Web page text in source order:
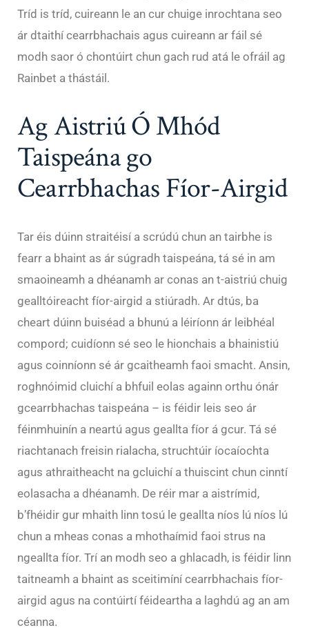
Tríd is tríd, cuireann le an cur chuige inrochtana seo
ár dtaithí cearrbhachais agus cuireann ar fáil sé
modh saor ó chontúirt chun gach rud atá le ofráil ag
Rainbet a thástáil.
Ag Aistriú Ó Mhód
Taispeána go
Cearrbhachas Fíor-Airgid
Tar éis dúinn straitéisí a scrúdú chun an tairbhe is
fearr a bhaint as ár súgradh taispeána, tá sé in am
smaoineamh a dhéanamh ar conas an t-aistriú chuig
gealltóireacht fíor-airgid a stiúradh. Ar dtús, ba
cheart dúinn buiséad a bhunú a léiríonn ár leibhéal
compord; cuidíonn sé seo le hionchais a bhainistiú
agus coinníonn sé ár gcaitheamh faoi smacht. Ansin,
roghnóimid cluichí a bhfuil eolas againn orthu ónár
gcearrbhachas taispeána – is féidir leis seo ár
féinmhuinín a neartú agus geallta fíor á gcur. Tá sé
riachtanach freisin rialacha, struchtúir íocaíochta
agus athraitheacht na gcluichí a thuiscint chun cinntí
eolasacha a dhéanamh. De réir mar a aistrímid,
b’fhéidir gur mhaith linn tosú le geallta níos lú níos lú
chun a mheas conas a mhothaímid faoi strus na
ngeallta fíor. Trí an modh seo a ghlacadh, is féidir linn
taitneamh a bhaint as sceitimíní cearrbhachais fíor-
airgid agus na contúirtí féideartha a laghdú ag an am
céanna.